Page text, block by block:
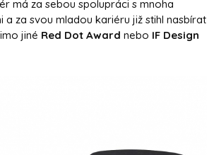
má za sebou spolupráci s mnoha
a za svou mladou kariéru již stihl nasbírat
jiné Red Dot Award nebo IF Design